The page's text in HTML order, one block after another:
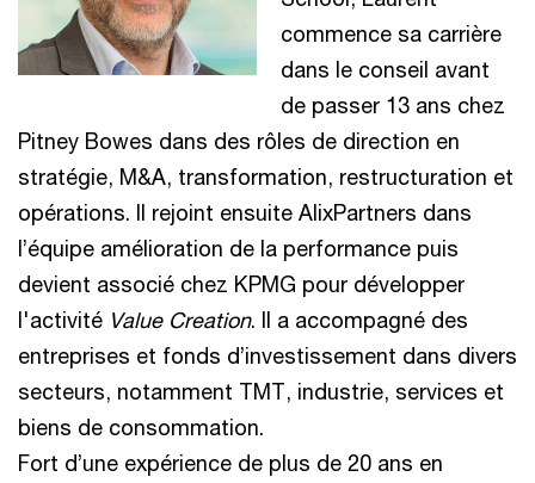
commence sa carrière
dans le conseil avant
de passer 13 ans chez
Pitney Bowes dans des rôles de direction en
stratégie, M&A, transformation, restructuration et
opérations. Il rejoint ensuite AlixPartners dans
l’équipe amélioration de la performance puis
devient associé chez KPMG pour développer
l'activité Value Creation. Il a accompagné des
entreprises et fonds d’investissement dans divers
secteurs, notamment TMT, industrie, services et
biens de consommation.
Fort d’une expérience de plus de 20 ans en